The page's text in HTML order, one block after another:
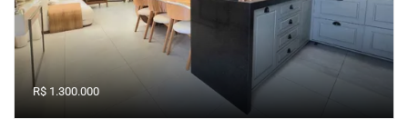
R$ 1.300.000